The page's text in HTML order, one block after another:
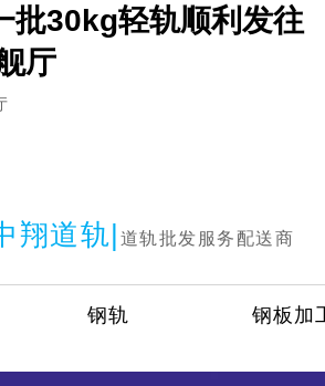
批30kg轻轨顺利发往
厅
翔道轨| 道轨批发服务配送商
钢轨 钢板加